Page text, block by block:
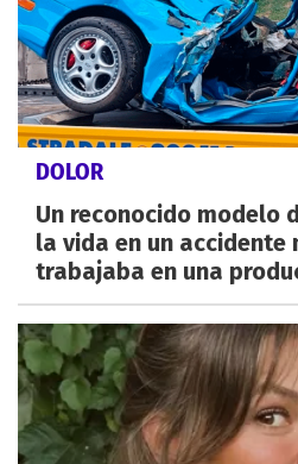
DOLOR
Un reconocido modelo
la vida en un accidente
trabajaba en una